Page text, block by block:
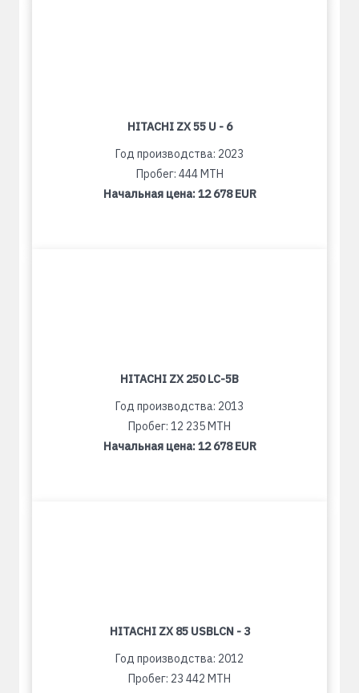
HITACHI ZX 55 U - 6
Год производства: 2023
Пробег: 444 MTH
Начальная цена:12 678 EUR
HITACHI ZX 250 LC-5B
Год производства: 2013
Пробег: 12 235 MTH
Начальная цена:12 678 EUR
HITACHI ZX 85 USBLCN - 3
Год производства: 2012
Пробег: 23 442 MTH